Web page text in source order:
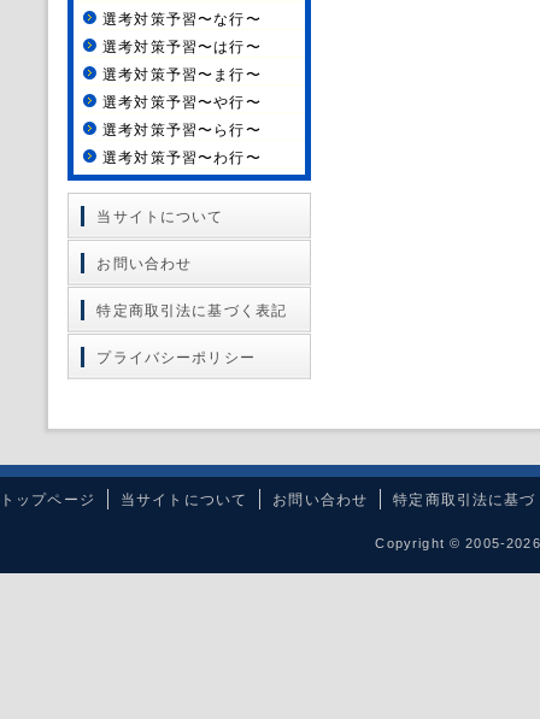
選考対策予習〜な行〜
選考対策予習〜は行〜
選考対策予習〜ま行〜
選考対策予習〜や行〜
選考対策予習〜ら行〜
選考対策予習〜わ行〜
当サイトについて
お問い合わせ
特定商取引法に基づく表記
プライバシーポリシー
トップページ 当サイトについて お問い合わせ 特定商取引法に基づ
Copyright © 2005-